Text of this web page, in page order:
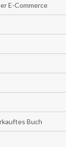
E-Commerce
Buch